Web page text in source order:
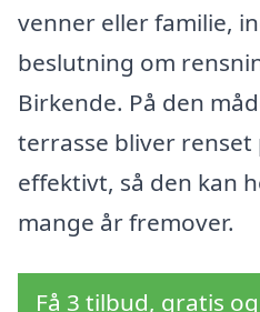
venner eller familie,
beslutning om
Birkende. På den
terrasse bliver
effektivt, så den kan
mange år fremover.
Få 3 tilbud, gratis